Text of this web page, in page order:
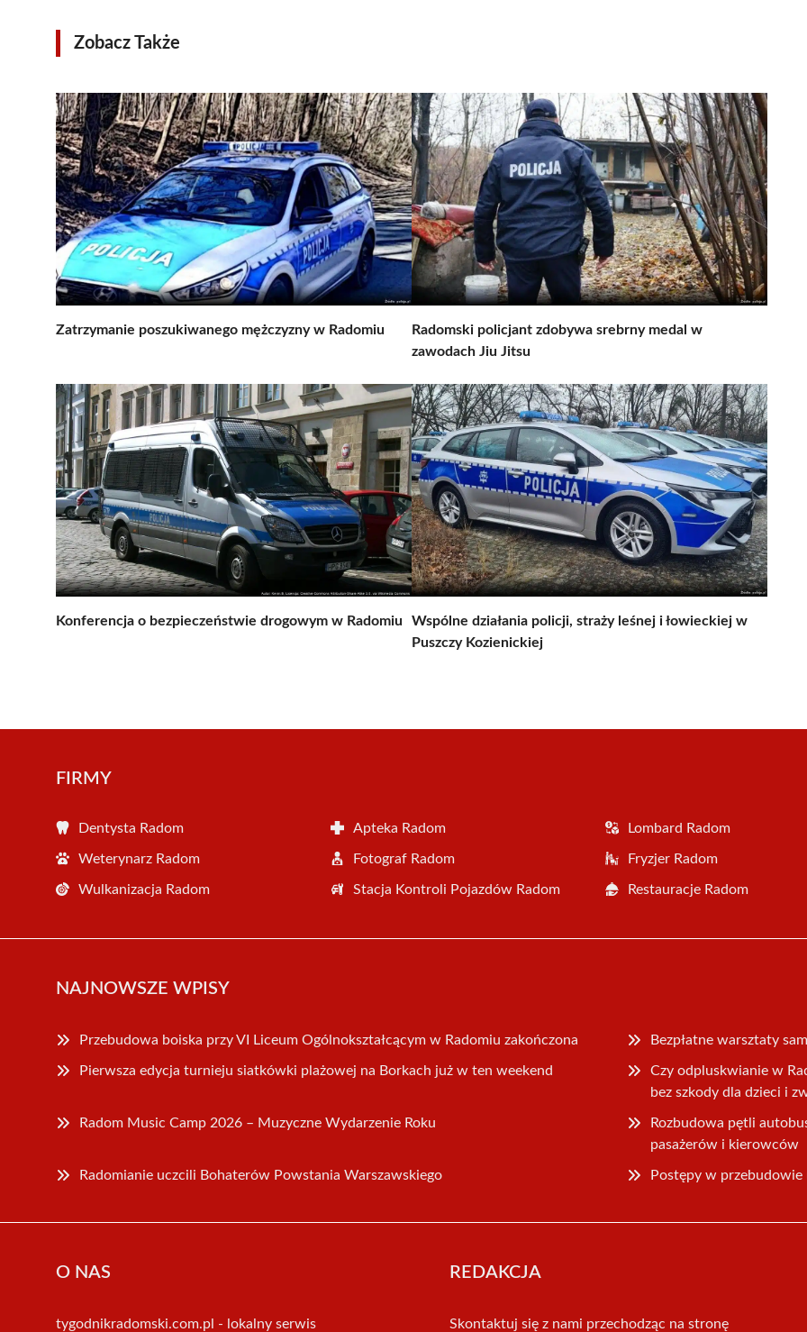
Zobacz Także
Zatrzymanie poszukiwanego mężczyzny w Radomiu
Radomski policjant zdobywa srebrny medal w
zawodach Jiu Jitsu
Konferencja o bezpieczeństwie drogowym w Radomiu
Wspólne działania policji, straży leśnej i łowieckiej w
Puszczy Kozienickiej
FIRMY
Dentysta Radom Apteka Radom Lombard Radom
Weterynarz Radom Fotograf Radom Fryzjer Radom
Wulkanizacja Radom Stacja Kontroli Pojazdów Radom Restauracje Radom
NAJNOWSZE WPISY
Przebudowa boiska przy VI Liceum Ogólnokształcącym w Radomiu zakończona Bezpłatne warsztaty
Pierwsza edycja turnieju siatkówki plażowej na Borkach już w ten weekend
Czy odpluskwianie w
bez szkody dla dzieci i
Radom Music Camp 2026 – Muzyczne Wydarzenie Roku
Rozbudowa pętli
pasażerów i kierowców
Radomianie uczcili Bohaterów Powstania Warszawskiego Postępy w
O NAS
tygodnikradomski.com.pl - lokalny serwis
REDAKCJA
Skontaktuj się z nami przechodząc na stronę